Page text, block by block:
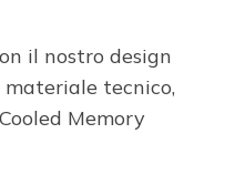
il nostro design
tecnico,
Memory